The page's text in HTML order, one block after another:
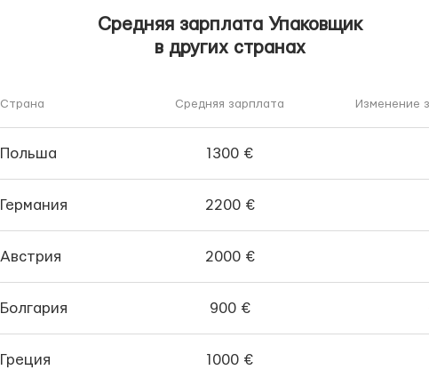
Средняя зарплата Упаковщик
в других странах
Страна Средняя зарплата Изменение
Польша 1300 €
Германия 2200 €
Австрия 2000 €
Болгария 900 €
Греция 1000 €